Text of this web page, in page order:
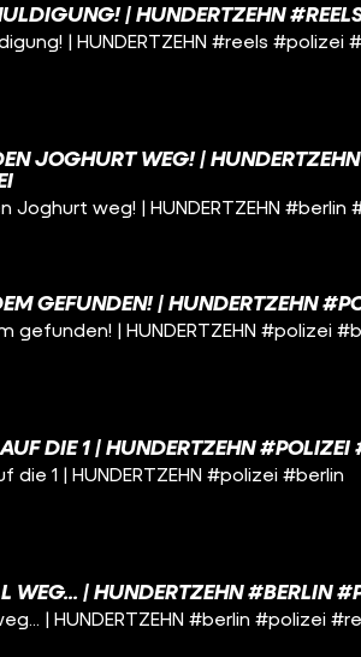
| HUNDERTZEHN
| HUNDERTZEHN #reels #polizei
JOGHURT WEG! |
Joghurt weg! | HUNDERTZEHN #berlin
GEFUNDEN! | HUNDERTZEHN
gefunden! | HUNDERTZEHN #polizei
DIE 1 | HUNDERTZEHN #POLIZEI
die 1 | HUNDERTZEHN #polizei #berlin
WEG... | HUNDERTZEHN #BERLIN
| HUNDERTZEHN #berlin #polizei #re